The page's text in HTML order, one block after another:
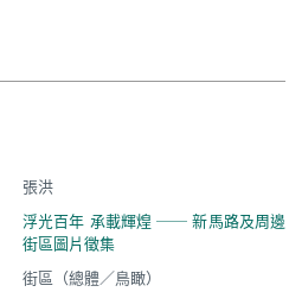
張洪
浮光百年 承載輝煌 ── 新馬路及周邊
街區圖片徵集
街區（總體／鳥瞰）